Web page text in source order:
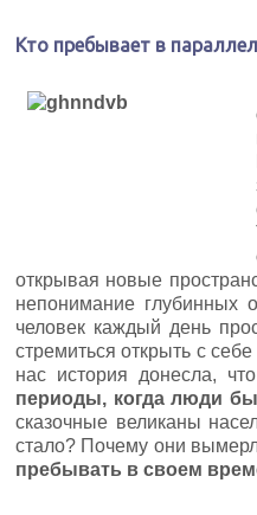
Кто пребывает в
открывая новые
непонимание глубинных
человек каждый день
стремиться открыть с
нас история донесла,
периоды, когда люди
сказочные великаны
стало? Почему они
пребывать в своем